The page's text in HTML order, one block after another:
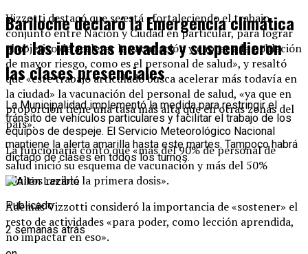
Vizzotti destacó que se está «fortaleciendo el trabajo
conjunto entre Nación y Ciudad en particular, para lograr
el objetivo de acelerar la vacunación y captar a la población
de mayor riesgo, como es el personal de salud», y resaltó
que «este trabajo articulado busca acelerar más todavía en
la ciudad» la vacunación del personal de salud, «ya que en
proporción tiene una tasa más alta que en otras zonas del
país».
La funcionaria contó que «más del 90% de personal de
salud inició su esquema de vacunación y más del 50%
adultos recibió la primera dosis».
Además Vizzotti consideró la importancia de «sostener» el
resto de actividades «para poder, como lección aprendida,
no impactar en eso».
Bariloche declaró la Emergencia climática
por las intensas nevadas y suspendieron
las clases presenciales
La Municipalidad implementó la medida para restringir el
tránsito de vehículos particulares y facilitar el trabajo de los
equipos de despeje. El Servicio Meteorológico Nacional
mantiene la alerta amarilla hasta este martes. Tampoco habrá
dictado de clases en todos los turnos.
Publicado
2 semanas atrás